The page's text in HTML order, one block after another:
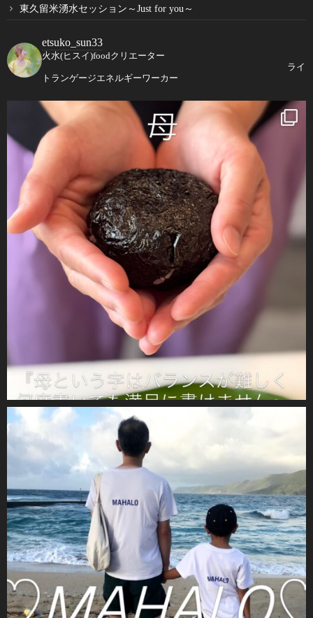
東久留米湧水セッション～Just for you～
etsuko_sun33
火水(ヒスイ)foodクリエーター
ライ
トランゲージエネルギーワーカー